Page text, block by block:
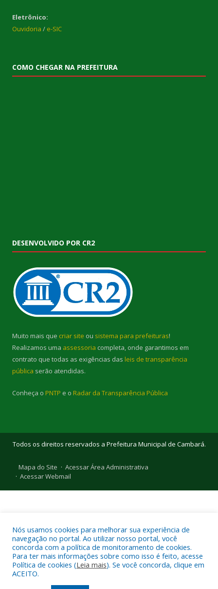
Eletrônico:
Ouvidoria / e-SIC
COMO CHEGAR NA PREFEITURA
DESENVOLVIDO POR CR2
Muito mais que criar site ou sistema para prefeituras!
Realizamos uma assessoria completa, onde garantimos em
contrato que todas as exigências das leis de transparência
pública serão atendidas.
Conheça o PNTP e o Radar da Transparência Pública
Todos os direitos reservados a Prefeitura Municipal de Cambará.
Mapa do Site
Acessar Área Administrativa
Acessar Webmail
Nós usamos cookies para melhorar sua experiência de
navegação no portal. Ao utilizar nosso portal, você
concorda com a política de monitoramento de cookies.
Para ter mais informações sobre como isso é feito, acesse
Política de cookies (Leia mais). Se você concorda, clique em
ACEITO.